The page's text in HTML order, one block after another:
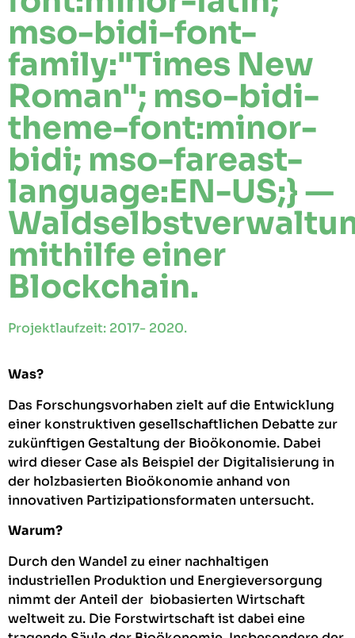
mso-bidi-font-
family:"Times New
Roman"; mso-bidi-
theme-font:minor-
bidi; mso-fareast-
language:EN-US;} —
mithilfe einer
Blockchain.
Projektlaufzeit: 2017- 2020.
Was?
Das Forschungsvorhaben zielt auf die Entwicklung
einer konstruktiven gesellschaftlichen Debatte zur
zukünftigen Gestaltung der Bioökonomie. Dabei
wird dieser Case als Beispiel der Digitalisierung in
der holzbasierten Bioökonomie anhand von
innovativen Partizipationsformaten untersucht.
Warum?
Durch den Wandel zu einer nachhaltigen
industriellen Produktion und Energieversorgung
nimmt der Anteil der biobasierten Wirtschaft
weltweit zu. Die Forstwirtschaft ist dabei eine